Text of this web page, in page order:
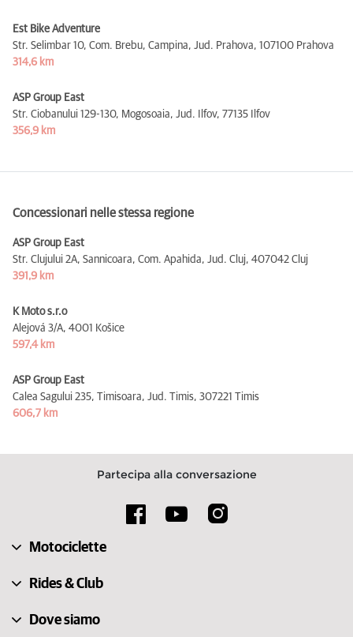
Est Bike Adventure
Str. Selimbar 10, Com. Brebu, Campina, Jud. Prahova, 107100 Prahova
314,6 km
ASP Group East
Str. Ciobanului 129-130, Mogosoaia, Jud. Ilfov, 77135 Ilfov
356,9 km
Concessionari nelle stessa regione
ASP Group East
Str. Clujului 2A, Sannicoara, Com. Apahida, Jud. Cluj, 407042 Cluj
391,9 km
K Moto s.r.o
Alejová 3/A, 4001 Košice
597,4 km
ASP Group East
Calea Sagului 235, Timisoara, Jud. Timis, 307221 Timis
606,7 km
Partecipa alla conversazione
Motociclette
Rides & Club
Dove siamo